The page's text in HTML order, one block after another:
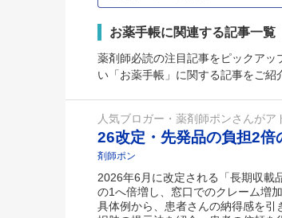
お薬手帳に関連する記事一覧
薬剤師必読の注目記事をピックア
い「お薬手帳」に関する記事をご紹
人気ブロガー・薬剤師ポンさんがア
26改定・先発品の負担2
剤師ポン
2026年6月に改定される「長期収載
の1へ倍増し、窓口でのクレーム増
具体例から、患者さんの納得感を